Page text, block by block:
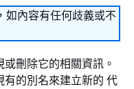
如內容有任何歧義或不
刪除它的相關資訊。
的別名來建立新的 代